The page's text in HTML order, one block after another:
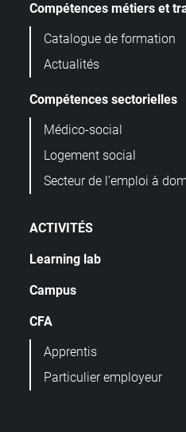
Compétences métiers et
Catalogue de formation
Actualités
Compétences sectorielles
Médico-social
Logement social
Secteur de l'emploi à
ACTIVITÉS
Learning lab
Campus
CFA
Apprentis
Particulier employeur